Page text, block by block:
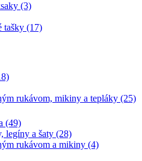
(3)
tašky (17)
rukávom, mikiny a tepláky (25)
(49)
legíny a šaty (28)
rukávom a mikiny (4)